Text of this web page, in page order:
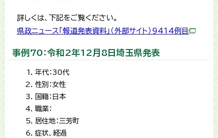
詳しくは、下記をご覧ください。
県政ニュース「報道発表資料」（外部サイト）9414例目
事例70：令和2年12月8日埼玉県発表
年代：30代
性別：女性
国籍：日本
職業：
居住地：三芳町
症状、経過